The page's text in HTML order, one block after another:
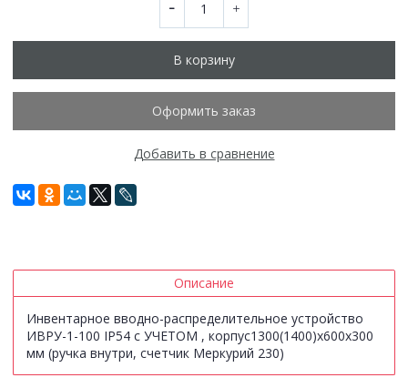
В корзину
Оформить заказ
Добавить в сравнение
Описание
Инвентарное вводно-распределительное устройство
ИВРУ-1-100 IP54 с УЧЕТОМ , корпус1300(1400)х600х300
мм (ручка внутри, счетчик Меркурий 230)